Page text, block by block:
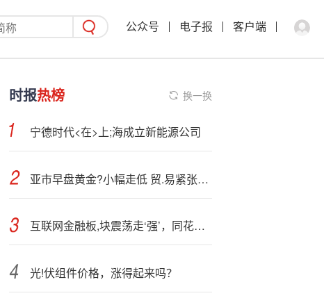
公众号 电子报 客户端
时报热榜 换一换
宁德时代<在>上;海成立新能源公司
亚市早盘黄金?小幅走低 贸.易紧张关系有缓和迹象
互联网金融板,块震荡走‘强’，同花顺涨超5%
光!伏组件价格，涨得起来吗？